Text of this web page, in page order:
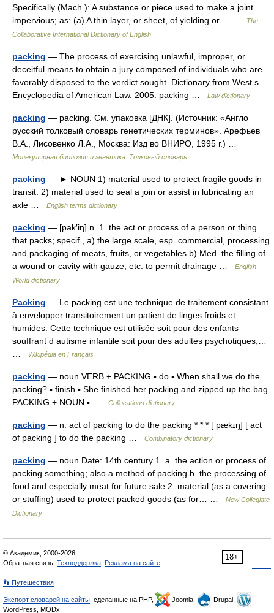
Specifically (Mach.): A substance or piece used to make a joint
impervious; as: (a) A thin layer, or sheet, of yielding or… …
The
Collaborative International Dictionary of English
packing — The process of exercising unlawful, improper, or
deceitful means to obtain a jury composed of individuals who are
favorably disposed to the verdict sought. Dictionary from West s
Encyclopedia of American Law. 2005. packing …
Law dictionary
packing — packing. См. упаковка [ДНК]. (Источник: «Англо
русский толковый словарь генетических терминов». Арефьев
В.А., Лисовенко Л.А., Москва: Изд во ВНИРО, 1995 г.) …
Молекулярная биология и генетика. Толковый словарь.
packing — ► NOUN 1) material used to protect fragile goods in
transit. 2) material used to seal a join or assist in lubricating an
axle …
English terms dictionary
packing — [pak′iŋ] n. 1. the act or process of a person or thing
that packs; specif., a) the large scale, esp. commercial, processing
and packaging of meats, fruits, or vegetables b) Med. the filling of
a wound or cavity with gauze, etc. to permit drainage …
English
World dictionary
Packing — Le packing est une technique de traitement consistant
à envelopper transitoirement un patient de linges froids et
humides. Cette technique est utilisée soit pour des enfants
souffrant d autisme infantile soit pour des adultes psychotiques,…
Wikipédia en Français
packing — noun VERB + PACKING ▪ do ▪ When shall we do the
packing? ▪ finish ▪ She finished her packing and zipped up the bag.
PACKING + NOUN ▪ …
Collocations dictionary
packing — n. act of packing to do the packing * * * [ pækɪŋ] [ act
of packing ] to do the packing …
Combinatory dictionary
packing — noun Date: 14th century 1. a. the action or process of
packing something; also a method of packing b. the processing of
food and especially meat for future sale 2. material (as a covering
or stuffing) used to protect packed goods (as for… …
New Collegiate
Dictionary
18+
© Академик, 2000-2026
Обратная связь: Техподдержка Реклама на сайте
👣 Путешествия
Экспорт словарей на сайты , сделанные на PHP, Joomla,
Drupal,
WordPress, MODx.